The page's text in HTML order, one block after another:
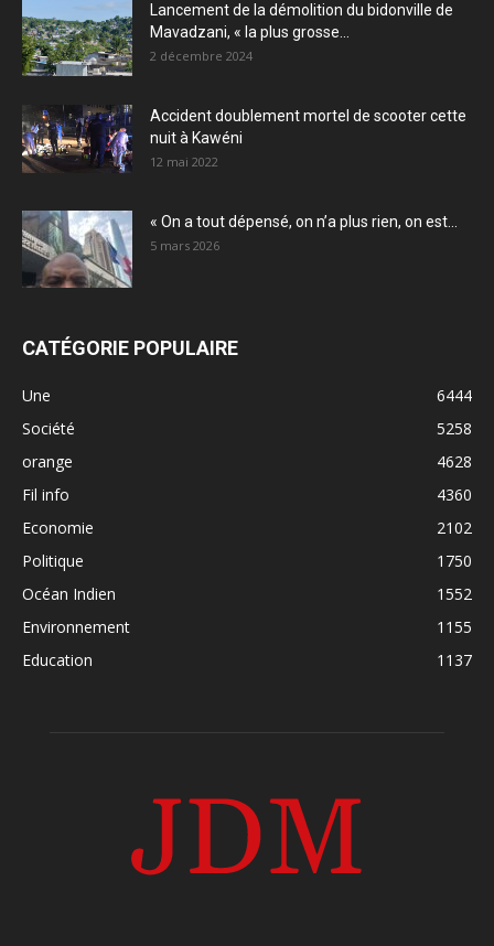
Lancement de la démolition du bidonville de
Mavadzani, « la plus grosse...
2 décembre 2024
Accident doublement mortel de scooter cette
nuit à Kawéni
12 mai 2022
« On a tout dépensé, on n’a plus rien, on est...
5 mars 2026
CATÉGORIE POPULAIRE
Une
6444
Société
5258
orange
4628
Fil info
4360
Economie
2102
Politique
1750
Océan Indien
1552
Environnement
1155
Education
1137